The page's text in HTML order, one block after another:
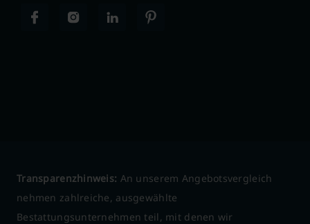
Transparenzhinweis: An unserem Angebotsvergleich
nehmen zahlreiche, ausgewählte
Bestattungsunternehmen teil, mit denen wir